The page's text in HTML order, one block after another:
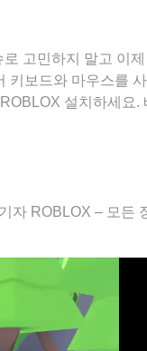
고민하지 말고 이
키보드와 마우스를
설치하세요.
게임을 한층 더 재
자 ROBLOX – 모든